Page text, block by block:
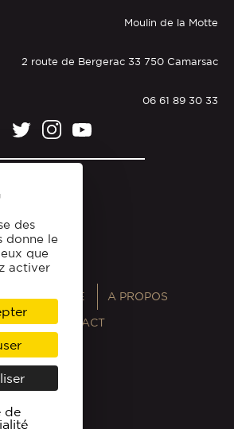
Moulin de la Motte
2 route de Bergerac 33 750 Camarsac
06 61 89 30 33
MAGAZINE A PROPOS
CONTACT
des
donne le
que
activer
de